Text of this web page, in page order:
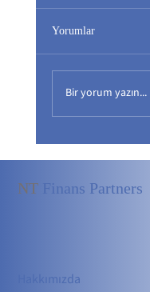
Pusulayı Kim
Yorumlar
Bir yorum yazın...
NT Finans Partners
Hakkımızda